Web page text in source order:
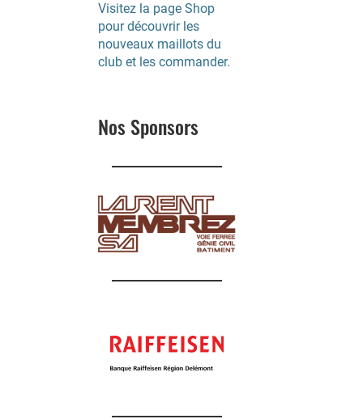
Visitez la page Shop
pour découvrir les
nouveaux maillots du
club et les commander.
Nos Sponsors